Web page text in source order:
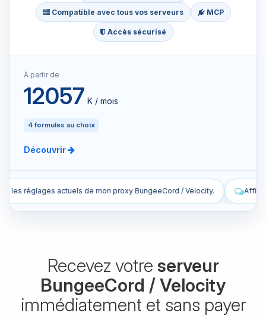
Compatible avec tous vos serveurs MCP
Accès sécurisé
À partir de
12057 K / mois
4 formules au choix
Découvrir
/ Velocity. Affiche les dernières lignes des logs en direct de
Recevez votre serveur
BungeeCord / Velocity
immédiatement et sans payer